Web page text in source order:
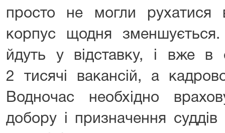
просто не могли рухатися
корпус щодня зменшується.
йдуть у відставку, і вже в
2 тисячі вакансій, а
Водночас необхідно
добору і призначення